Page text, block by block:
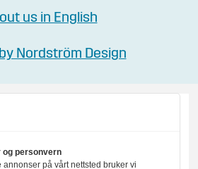
us in English
Nordström Design
og personvern
annonser på vårt nettsted bruker vi